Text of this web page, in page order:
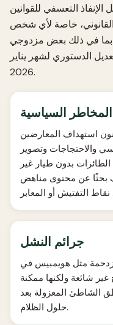
الإنفاذ التعسفي للقوانين
القانوني، خاصة لأي شخص
بما في ذلك بعض مزدوجي
الدستوري لشهر يناير
2026.
المخاطر السياسية
استهداف المعارضين
والاحتجاجات وتصوير
الطائرات بدون طيار غير
بحثًا عن محتوى مناهض
جرائم النشل
مثل هويمبيس في
غير شائعة ولكنها ممكنة
الشاطئ المعزولة بعد
حلول الظلام.